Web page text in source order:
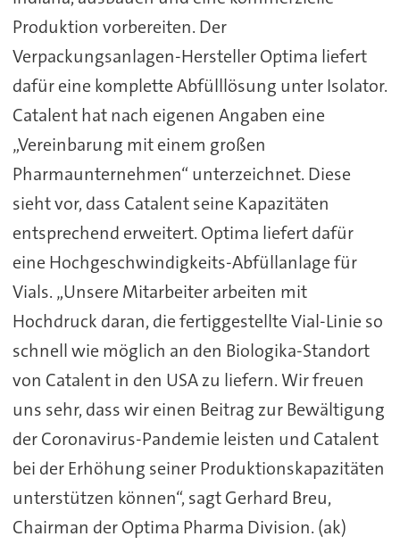
Produktion vorbereiten. Der
Verpackungsanlagen-Hersteller Optima liefert
dafür eine komplette Abfülllösung unter Isolator.
Catalent hat nach eigenen Angaben eine
„Vereinbarung mit einem großen
Pharmaunternehmen“ unterzeichnet. Diese
sieht vor, dass Catalent seine Kapazitäten
entsprechend erweitert. Optima liefert dafür
eine Hochgeschwindigkeits-Abfüllanlage für
Vials. „Unsere Mitarbeiter arbeiten mit
Hochdruck daran, die fertiggestellte Vial-Linie so
schnell wie möglich an den Biologika-Standort
von Catalent in den USA zu liefern. Wir freuen
uns sehr, dass wir einen Beitrag zur Bewältigung
der Coronavirus-Pandemie leisten und Catalent
bei der Erhöhung seiner Produktionskapazitäten
unterstützen können“, sagt Gerhard Breu,
Chairman der Optima Pharma Division. (ak)